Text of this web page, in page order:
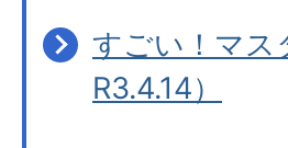
すごい！マス
R3.4.14）